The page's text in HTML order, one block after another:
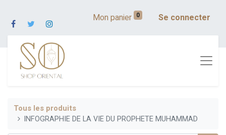
Mon panier 0 Se connecter
Tous les produits
INFOGRAPHIE DE LA VIE DU PROPHETE MUHAMMAD